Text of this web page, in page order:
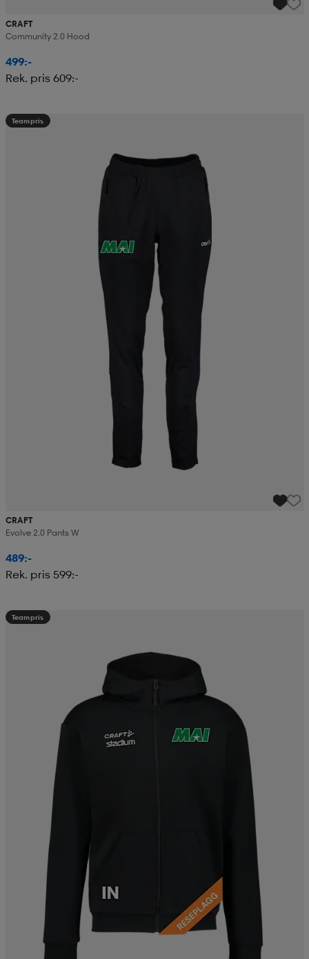
CRAFT
Community 2.0 Hood
499:-
Rek. pris 609:-
Teampris
CRAFT
Evolve 2.0 Pants W
489:-
Rek. pris 599:-
Teampris